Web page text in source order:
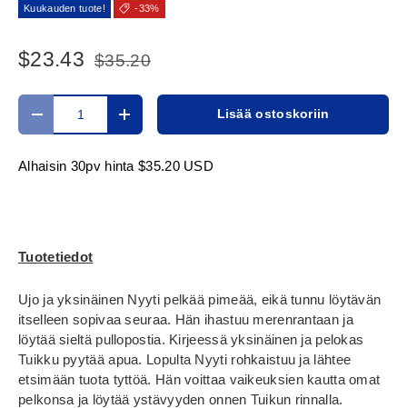
Kuukauden tuote! -33%
$23.43 $35.20
Määrä
Translation missing: fi.cart.items.decrease_quantity
Translation missing:Lisää ostoskoriin
Alhaisin 30pv hinta $35.20 USD
Tuotetiedot
Ujo ja yksinäinen Nyyti pelkää pimeää, eikä tunnu löytävän
itselleen sopivaa seuraa. Hän ihastuu merenrantaan ja
löytää sieltä pullopostia. Kirjeessä yksinäinen ja pelokas
Tuikku pyytää apua. Lopulta Nyyti rohkaistuu ja lähtee
etsimään tuota tyttöä. Hän voittaa vaikeuksien kautta omat
pelkonsa ja löytää ystävyyden onnen Tuikun rinnalla.